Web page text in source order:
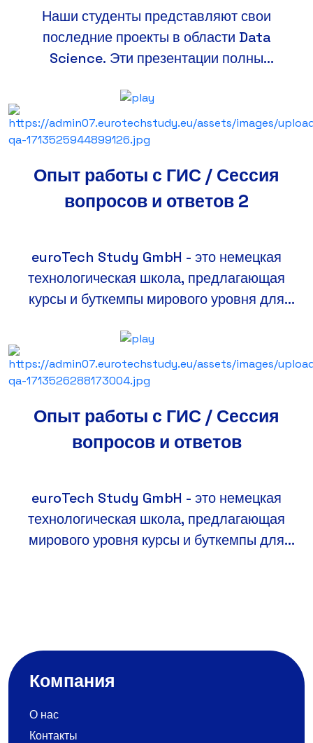
инновационными проектами
наших студентов!
Наши студенты представляют свои
последние проекты в области Data
Science. Эти презентации полны
данных и необычных решений, и
приглашают вас в глубины мира данных.
Опыт работы с ГИС / Сессия
вопросов и ответов 2
euroTech Study GmbH - это немецкая
технологическая школа, предлагающая
курсы и буткемпы мирового уровня для
областях ИТ, таких как инженерное
тестирование программного обеспечения,
кибербезопасность, наука о данных, веб-
географические информационные
системы.
Опыт работы с ГИС / Сессия
вопросов и ответов
euroTech Study GmbH - это немецкая
технологическая школа, предлагающая
мирового уровня курсы и буткемпы для
Компания
О нас
Контакты